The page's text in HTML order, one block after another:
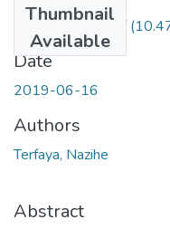
Thumbnail
Available
Doc.GcTerfaya.pdf
Date
2019-06-16
Authors
Terfaya, Nazihe
Abstract